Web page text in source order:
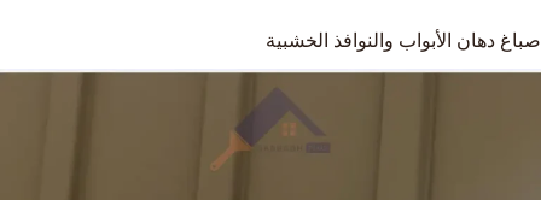
صباغ دهان الأبواب والنوافذ الخشبية